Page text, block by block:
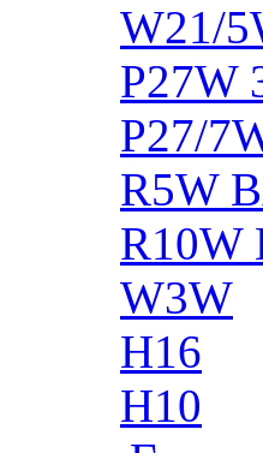
W21/
P27W
P27/
R5W
R10W
W3W
H16
H10